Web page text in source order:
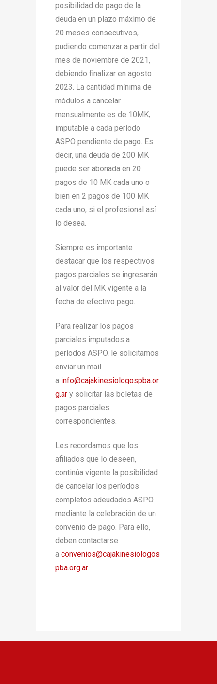
posibilidad de pago de la
deuda en un plazo máximo de
20 meses consecutivos,
pudiendo comenzar a partir del
mes de noviembre de 2021,
debiendo finalizar en agosto
2023. La cantidad mínima de
módulos a cancelar
mensualmente es de 10MK,
imputable a cada período
ASPO pendiente de pago. Es
decir, una deuda de 200 MK
puede ser abonada en 20
pagos de 10 MK cada uno o
bien en 2 pagos de 100 MK
cada uno, si el profesional así
lo desea.
Siempre es importante
destacar que los respectivos
pagos parciales se ingresarán
al valor del MK vigente a la
fecha de efectivo pago.
Para realizar los pagos
parciales imputados a
períodos ASPO, le solicitamos
enviar un mail
a info@cajakinesiologospba.or
g.ar y solicitar las boletas de
pagos parciales
correspondientes.
Les recordamos que los
afiliados que lo deseen,
continúa vigente la posibilidad
de cancelar los períodos
completos adeudados ASPO
mediante la celebración de un
convenio de pago. Para ello,
deben contactarse
a convenios@cajakinesiologos
pba.org.ar